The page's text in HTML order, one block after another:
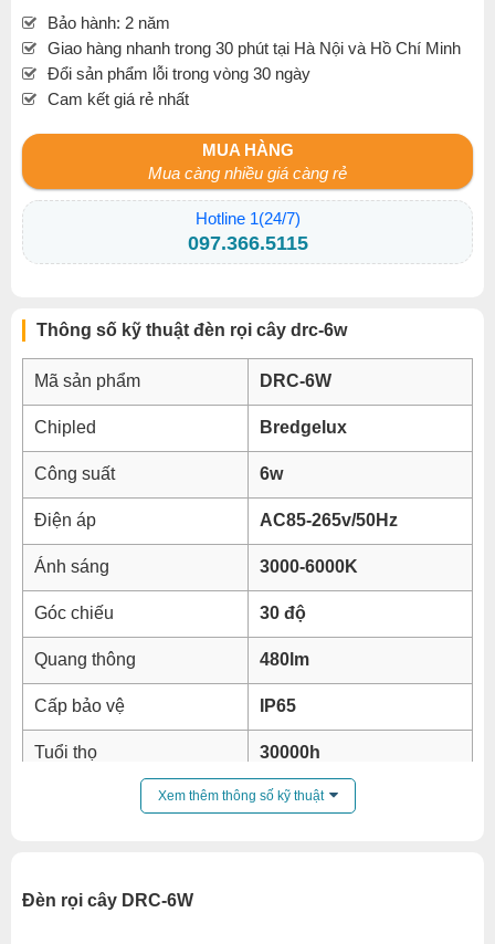
Bảo hành: 2 năm
Giao hàng nhanh trong 30 phút tại Hà Nội và Hồ Chí Minh
Đổi sản phẩm lỗi trong vòng 30 ngày
Cam kết giá rẻ nhất
MUA HÀNG
Mua càng nhiều giá càng rẻ
Hotline 1(24/7)
097.366.5115
Thông số kỹ thuật đèn rọi cây drc-6w
Mã sản phẩm DRC-6W
Chipled Bredgelux
Công suất 6w
Điện áp AC85-265v/50Hz
Ánh sáng 3000-6000K
Góc chiếu 30 độ
Quang thông 480lm
Cấp bảo vệ IP65
Tuổi thọ 30000h
Ø125*150mm
Hãng sản xuất
Xem thêm thông số kỹ thuật
Đèn rọi cây DRC-6W